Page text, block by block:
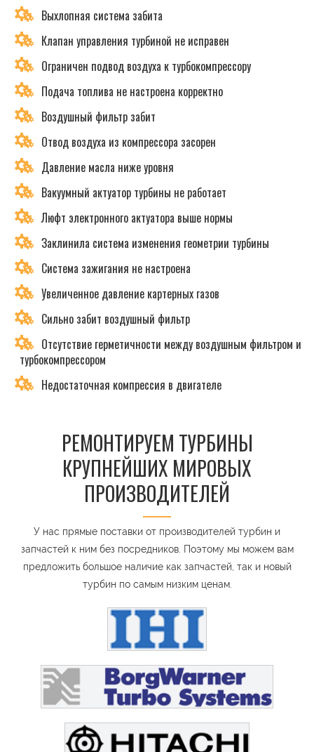
Выхлопная система забита
Клапан управления турбиной не исправен
Ограничен подвод воздуха к турбокомпрессору
Подача топлива не настроена корректно
Воздушный фильтр забит
Отвод воздуха из компрессора засорен
Давление масла ниже уровня
Вакуумный актуатор турбины не работает
Люфт электронного актуатора выше нормы
Заклинила система изменения геометрии турбины
Система зажигания не настроена
Увеличенное давление картерных газов
Сильно забит воздушный фильтр
Отсутствие герметичности между воздушным фильтром и
турбокомпрессором
Недостаточная компрессия в двигателе
РЕМОНТИРУЕМ ТУРБИНЫ
КРУПНЕЙШИХ МИРОВЫХ
ПРОИЗВОДИТЕЛЕЙ
У нас прямые поставки от производителей турбин и
запчастей к ним без посредников. Поэтому мы можем вам
предложить большое наличие как запчастей, так и новый
турбин по самым низким ценам.